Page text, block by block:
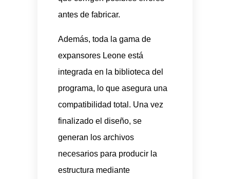
antes de fabricar.
Además, toda la gama de
expansores Leone está
integrada en la biblioteca del
programa, lo que asegura una
compatibilidad total. Una vez
finalizado el diseño, se
generan los archivos
necesarios para producir la
estructura mediante